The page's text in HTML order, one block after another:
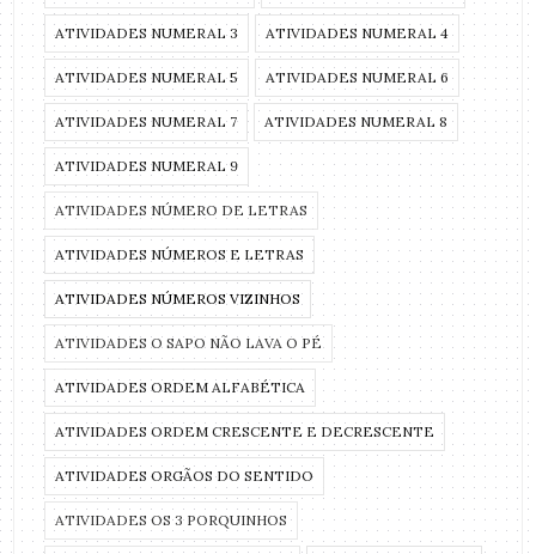
ATIVIDADES NUMERAL 3 ATIVIDADES NUMERAL 4
ATIVIDADES NUMERAL 5 ATIVIDADES NUMERAL 6
ATIVIDADES NUMERAL 7 ATIVIDADES NUMERAL 8
ATIVIDADES NUMERAL 9
ATIVIDADES NÚMERO DE LETRAS
ATIVIDADES NÚMEROS E LETRAS
ATIVIDADES NÚMEROS VIZINHOS
ATIVIDADES O SAPO NÃO LAVA O PÉ
ATIVIDADES ORDEM ALFABÉTICA
ATIVIDADES ORDEM CRESCENTE E DECRESCENTE
ATIVIDADES ORGÃOS DO SENTIDO
ATIVIDADES OS 3 PORQUINHOS